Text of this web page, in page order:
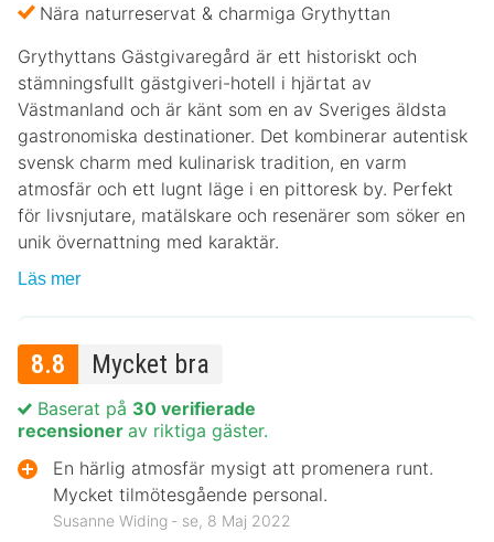
Nära naturreservat & charmiga Grythyttan
Grythyttans Gästgivaregård är ett historiskt och
stämningsfullt gästgiveri-hotell i hjärtat av
Västmanland och är känt som en av Sveriges äldsta
gastronomiska destinationer. Det kombinerar autentisk
svensk charm med kulinarisk tradition, en varm
atmosfär och ett lugnt läge i en pittoresk by. Perfekt
för livsnjutare, matälskare och resenärer som söker en
unik övernattning med karaktär.
Läs mer
8.8 Mycket bra
Baserat på 30 verifierade
recensioner av riktiga gäster.
En härlig atmosfär mysigt att promenera runt.
Mycket tilmötesgående personal.
Susanne Widing ‐ se, 8 Maj 2022